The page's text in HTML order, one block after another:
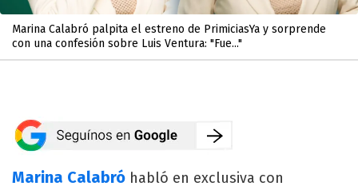
Marina Calabró palpita el estreno de PrimiciasYa y sorprende
con una confesión sobre Luis Ventura: "Fue..."
Marina Calabró habló en exclusiva con